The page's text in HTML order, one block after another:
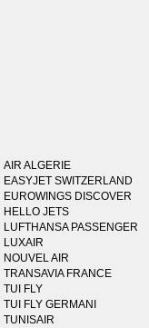
AIR ALGERIE
EASYJET SWITZERLAND
EUROWINGS DISCOVER
HELLO JETS
LUFTHANSA PASSENGER
LUXAIR
NOUVEL AIR
TRANSAVIA FRANCE
TUI FLY
TUI FLY GERMANI
TUNISAIR